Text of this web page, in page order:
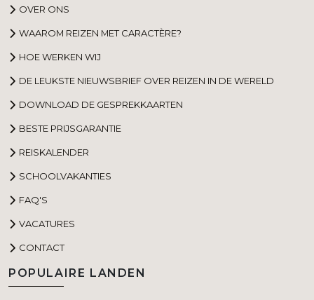
OVER ONS
WAAROM REIZEN MET CARACTÈRE?
HOE WERKEN WIJ
DE LEUKSTE NIEUWSBRIEF OVER REIZEN IN DE WERELD
DOWNLOAD DE GESPREKKAARTEN
BESTE PRIJSGARANTIE
REISKALENDER
SCHOOLVAKANTIES
FAQ'S
VACATURES
CONTACT
POPULAIRE LANDEN